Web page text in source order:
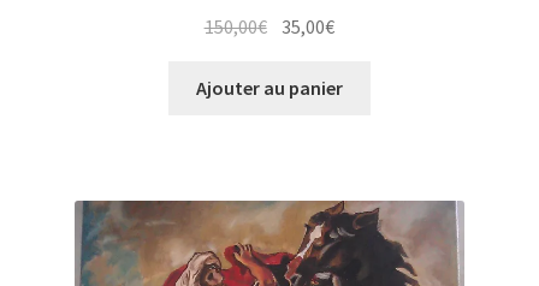
150,00€ Le
initial
35,00€Le
actuel
Ajouter au panier